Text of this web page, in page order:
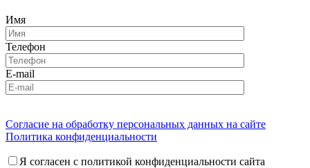
Имя
Телефон
E-mail
Согласие на обработку персональных данных на сайте
Политика конфиденциальности
Я согласен с политикой конфиденциальности сайта